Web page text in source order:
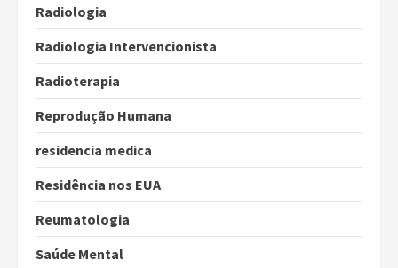
Radiologia
Radiologia Intervencionista
Radioterapia
Reprodução Humana
residencia medica
Residência nos EUA
Reumatologia
Saúde Mental